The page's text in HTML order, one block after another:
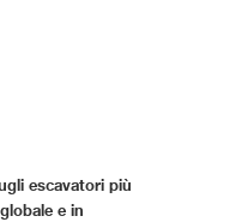
escavatori più
e in